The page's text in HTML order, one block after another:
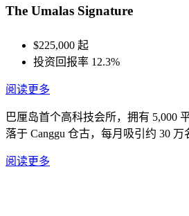
The Umalas Signature
$225,000 起
投资回报率 12.3%
阅读更多
巴厘岛首个高科技会所，拥有 5,000
落于 Canggu 仓古，每月吸引约 30 万
阅读更多